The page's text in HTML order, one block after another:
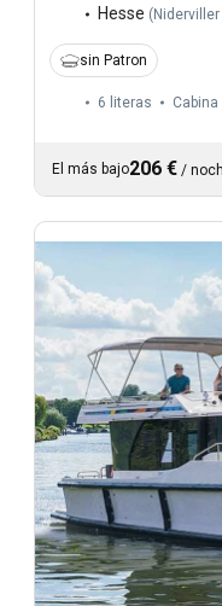
Hesse (
sin Patron
6 literas Cabina
El más bajo206 € /